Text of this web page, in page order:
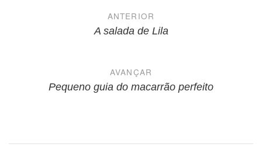
NavegaçãoANTERIOR
A salada de Lila
AVANÇAR
Pequeno guia do macarrão perfeito